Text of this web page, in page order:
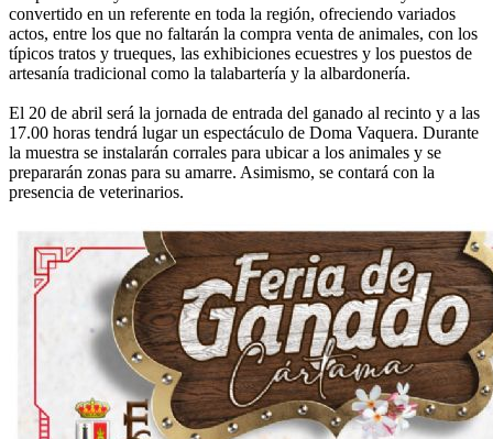
convertido en un referente en toda la región, ofreciendo variados
actos, entre los que no faltarán la compra venta de animales, con los
típicos tratos y trueques, las exhibiciones ecuestres y los puestos de
artesanía tradicional como la talabartería y la albardonería.
El 20 de abril será la jornada de entrada del ganado al recinto y a las
17.00 horas tendrá lugar un espectáculo de Doma Vaquera. Durante
la muestra se instalarán corrales para ubicar a los animales y se
prepararán zonas para su amarre. Asimismo, se contará con la
presencia de veterinarios.